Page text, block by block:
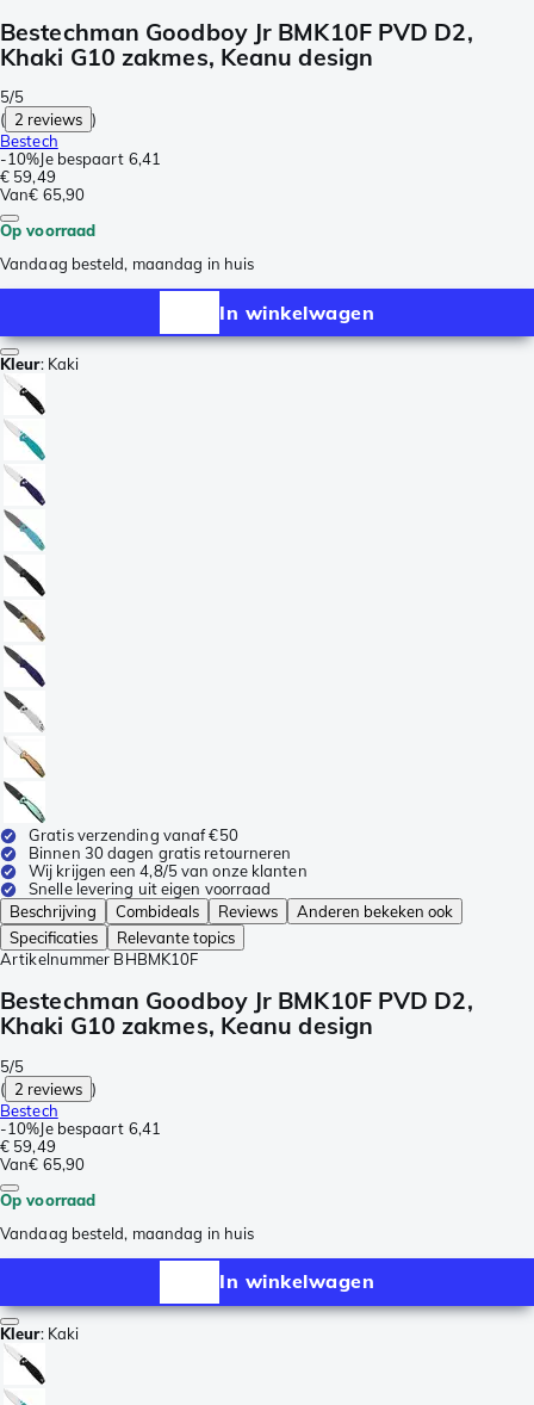
Bestechman Goodboy Jr BMK10F PVD D2,
Khaki G10 zakmes, Keanu design
5/5
( 2 reviews )
Bestech
-10%Je bespaart 6,41
€ 59,49
Van€ 65,90
Op voorraad
Vandaag besteld, maandag in huis
In winkelwagen
Kleur: Kaki
Gratis verzending vanaf €50
Binnen 30 dagen gratis retourneren
Wij krijgen een 4,8/5 van onze klanten
Snelle levering uit eigen voorraad
Beschrijving
Combideals Reviews
Anderen bekeken ook
Specificaties
Relevante topics
Artikelnummer BHBMK10F
Bestechman Goodboy Jr BMK10F PVD D2,
Khaki G10 zakmes, Keanu design
5/5
( 2 reviews )
Bestech
-10%Je bespaart 6,41
€ 59,49
Van€ 65,90
Op voorraad
Vandaag besteld, maandag in huis
In winkelwagen
Kleur: Kaki